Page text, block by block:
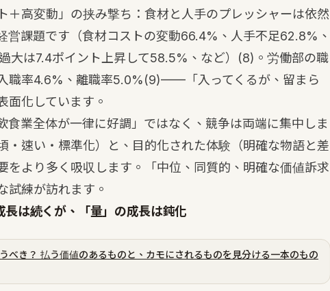
＋高変動」の挟み撃ち：食材と人手のプレッシャーは依然
営課題です（食材コストの変動66.4%、人手不足62.8%、
大は7.4ポイント上昇して58.5%、など） (8) 。労働部の職
職率4.6%、離職率5.0%(9)——「入ってくるが、留まら
面化しています。
食業全体が一律に好調」ではなく、競争は両端に集中しま
・速い・標準化）と、目的化された体験（明確な物語と差
をより多く吸収します。「中位、同質的、明確な価値訴求
試練が訪れます。
は続くが、「量」の成長は鈍化
べき？ 払う価値のあるものと、カモにされるものを見分ける一本のもの